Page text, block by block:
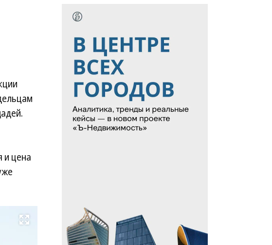
и цена
Развернуть на весь экран